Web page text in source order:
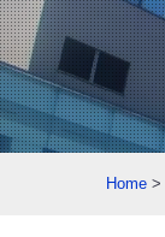
Home >